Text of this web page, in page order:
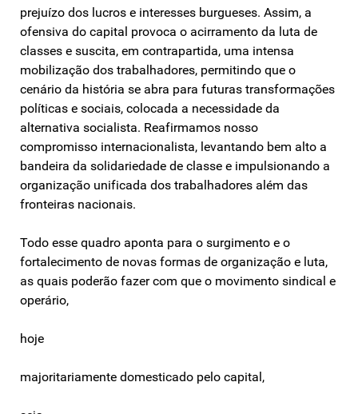
prejuízo dos lucros e interesses burgueses. Assim, a
ofensiva do capital provoca o acirramento da luta de
classes e suscita, em contrapartida, uma intensa
mobilização dos trabalhadores, permitindo que o
cenário da história se abra para futuras transformações
políticas e sociais, colocada a necessidade da
alternativa socialista. Reafirmamos nosso
compromisso internacionalista, levantando bem alto a
bandeira da solidariedade de classe e impulsionando a
organização unificada dos trabalhadores além das
fronteiras nacionais.
Todo esse quadro aponta para o surgimento e o
fortalecimento de novas formas de organização e luta,
as quais poderão fazer com que o movimento sindical e
operário,
hoje
majoritariamente domesticado pelo capital,